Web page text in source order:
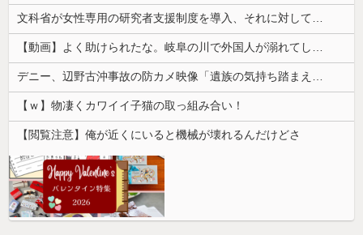
文科省が女性専用の研究者支援制度を導入、それに対して子育て負担に苦しむ若手男性研究者は……
【動画】よく助けられたな。岐阜の川で外国人が溺れてしまう事故。
デニー、辺野古沖事故の防カメ映像「遺族の気持ち踏まえたものかくみ取り切れず」
【ｗ】物凄くカワイイ子猫の取っ組み合い！
【閲覧注意】俺が近くにいると機械が壊れるんだけどさ